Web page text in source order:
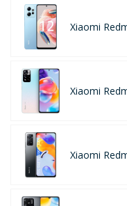
Xiaomi
Xiaomi
Xiaomi